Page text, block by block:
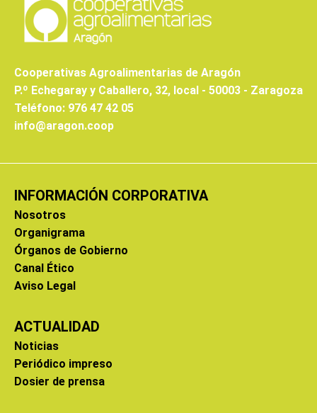
Cooperativas Agroalimentarias de Aragón
P.º Echegaray y Caballero, 32, local - 50003 - Zaragoza
Teléfono: 976 47 42 05
info@aragon.coop
INFORMACIÓN CORPORATIVA
Nosotros
Organigrama
Órganos de Gobierno
Canal Ético
Aviso Legal
ACTUALIDAD
Noticias
Periódico impreso
Dosier de prensa